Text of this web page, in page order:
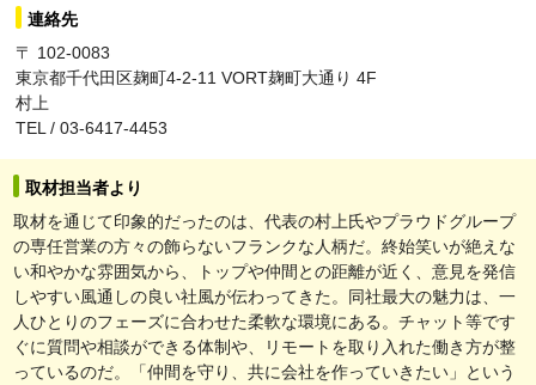
連絡先
〒 102-0083
東京都千代田区麹町4-2-11 VORT麹町大通り 4F
村上
TEL / 03-6417-4453
取材担当者より
取材を通じて印象的だったのは、代表の村上氏やプラウドグループ
の専任営業の方々の飾らないフランクな人柄だ。終始笑いが絶えな
い和やかな雰囲気から、トップや仲間との距離が近く、意見を発信
しやすい風通しの良い社風が伝わってきた。同社最大の魅力は、一
人ひとりのフェーズに合わせた柔軟な環境にある。チャット等です
ぐに質問や相談ができる体制や、リモートを取り入れた働き方が整
っているのだ。「仲間を守り、共に会社を作っていきたい」という